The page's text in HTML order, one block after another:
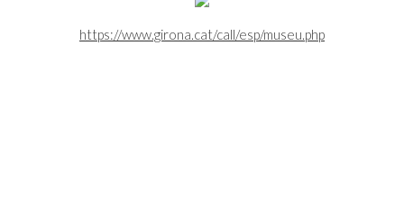
https://www.girona.cat/call/esp/museu.php